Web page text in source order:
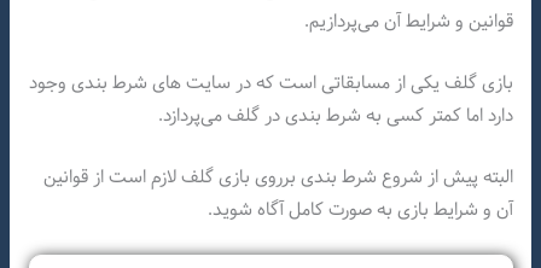
قوانین و شرایط آن می‌پردازیم.
بازی گلف یکی از مسابقاتی است که در سایت های شرط بندی وجود
دارد اما کمتر کسی به شرط بندی در گلف می‌پردازد.
البته پیش از شروع شرط بندی برروی بازی گلف لازم است از قوانین
آن و شرایط بازی به صورت کامل آگاه شوید.